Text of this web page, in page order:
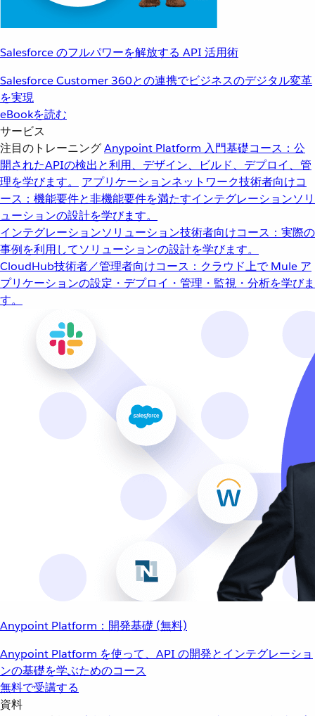
Salesforce のフルパワーを解放する API 活用術
Salesforce Customer 360との連携でビジネスのデジタル変革
を実現
eBookを読む
サービス
注目のトレーニングAnypoint Platform 入門基礎コース：公
開されたAPIの検出と利用、デザイン、ビルド、デプロイ、管
理を学びます。
アプリケーションネットワーク技術者向けコ
ース：機能要件と非機能要件を満たすインテグレーションソリ
ューションの設計を学びます。
インテグレーションソリューション技術者向けコース：実際の
事例を利用してソリューションの設計を学びます。
CloudHub技術者／管理者向けコース：クラウド上で Mule ア
プリケーションの設定・デプロイ・管理・監視・分析を学びま
す。
Anypoint Platform：開発基礎 (無料)
Anypoint Platform を使って、API の開発とインテグレーショ
ンの基礎を学ぶためのコース
無料で受講する
資料